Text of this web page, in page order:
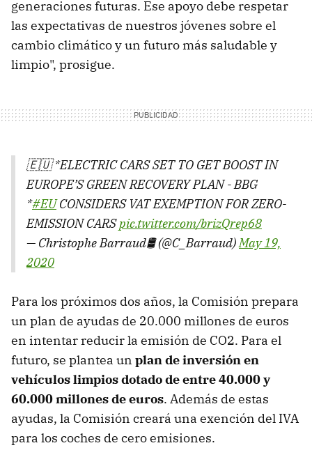
generaciones futuras. Ese apoyo debe respetar
las expectativas de nuestros jóvenes sobre el
cambio climático y un futuro más saludable y
limpio", prosigue.
🇪🇺 *ELECTRIC CARS SET TO GET BOOST IN
EUROPE’S GREEN RECOVERY PLAN - BBG
*#EUCONSIDERS VAT EXEMPTION FOR ZERO-
EMISSION CARSpic.twitter.com/brizQrep68
— Christophe Barraud🛢 (@C_Barraud)May 19,
2020
Para los próximos dos años, la Comisión prepara
un plan de ayudas de 20.000 millones de euros
en intentar reducir la emisión de CO2. Para el
futuro, se plantea un plan de inversión en
vehículos limpios dotado de entre 40.000 y
60.000 millones de euros. Además de estas
ayudas, la Comisión creará una exención del IVA
para los coches de cero emisiones.